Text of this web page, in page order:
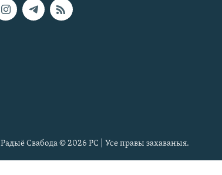
Радыё Свабода © 2026 РС | Усе правы захаваныя.